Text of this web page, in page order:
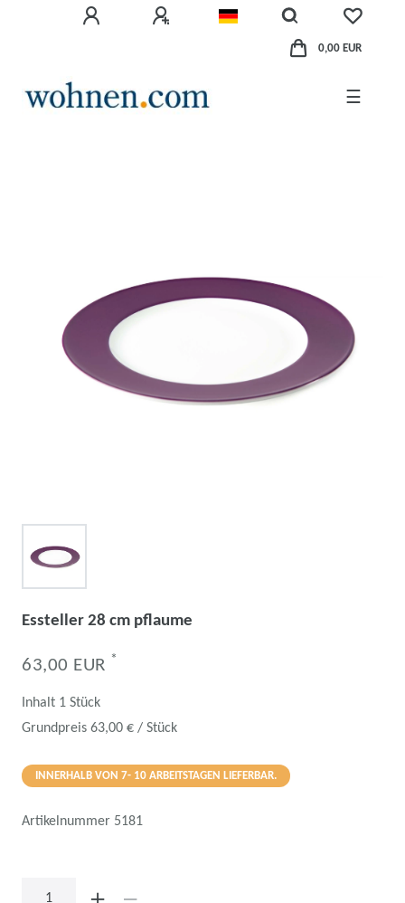
0,00 EUR
☰
Essteller 28 cm pflaume
63,00 EUR *
Inhalt 1 Stück
Grundpreis 63,00 € / Stück
INNERHALB VON 7- 10 ARBEITSTAGEN LIEFERBAR.
Artikelnummer 5181